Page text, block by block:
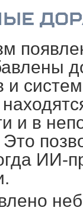
и
и в
ИИ-